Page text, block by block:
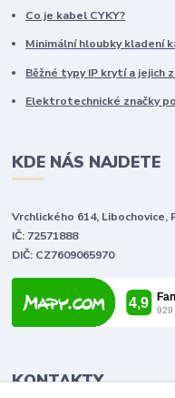
Co je kabel CYKY?
Minimální hloubky kladení
Běžné typy IP krytí a jejich
Elektrotechnické značky
KDE NÁS NAJDETE
Vrchlického 614, Libochovice,
IČ: 72571888
DIČ: CZ7609065970
KONTAKTY